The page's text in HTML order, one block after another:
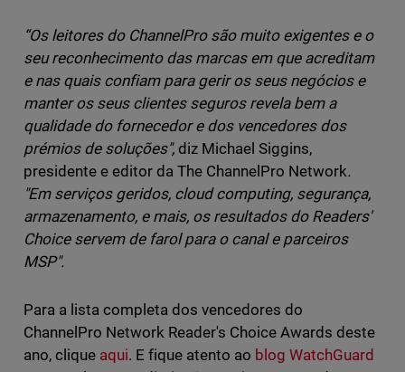
“Os leitores do ChannelPro são muito exigentes e o
seu reconhecimento das marcas em que acreditam
e nas quais confiam para gerir os seus negócios e
manter os seus clientes seguros revela bem a
qualidade do fornecedor e dos vencedores dos
prémios de soluções", diz Michael Siggins,
presidente e editor da The ChannelPro Network.
"Em serviços geridos, cloud computing, segurança,
armazenamento, e mais, os resultados do Readers'
Choice servem de farol para o canal e parceiros
MSP".
Para a lista completa dos vencedores do
ChannelPro Network Reader's Choice Awards deste
ano, clique aqui. E fique atento ao blog WatchGuard